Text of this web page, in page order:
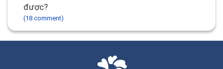
được?
(18 comment)